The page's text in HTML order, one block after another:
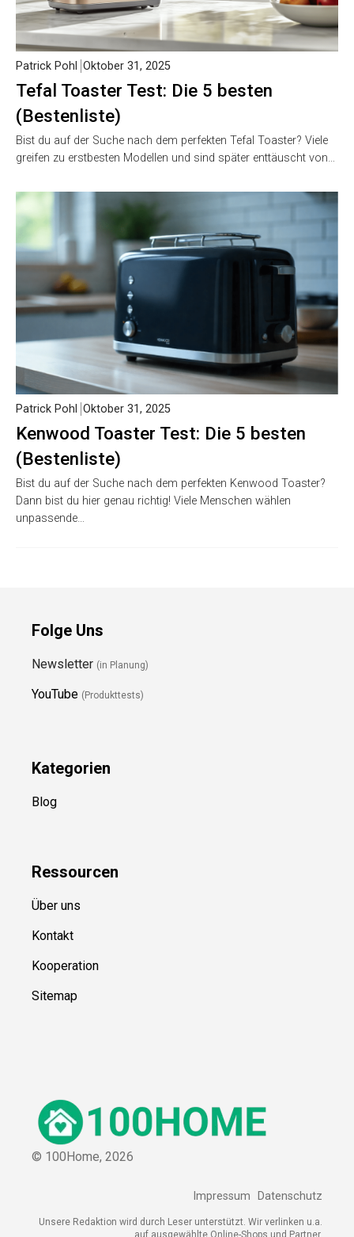
Tefal Toaster Test: Die 5 besten
(Bestenliste)
Patrick Pohl Oktober 31, 2025
Bist du auf der Suche nach dem perfekten Tefal Toaster? Viele
greifen zu erstbesten Modellen und sind später enttäuscht von…
Kenwood Toaster Test: Die 5 besten
(Bestenliste)
Patrick Pohl Oktober 31, 2025
Bist du auf der Suche nach dem perfekten Kenwood Toaster?
Dann bist du hier genau richtig! Viele Menschen wählen
unpassende…
Folge Uns
Newsletter (in Planung)
YouTube (Produkttests)
Kategorien
Blog
Ressourcen
Über uns
Kontakt
Kooperation
Sitemap
© 100Home, 2026
Impressum Datenschutz
Unsere Redaktion wird durch Leser unterstützt. Wir verlinken u.a.